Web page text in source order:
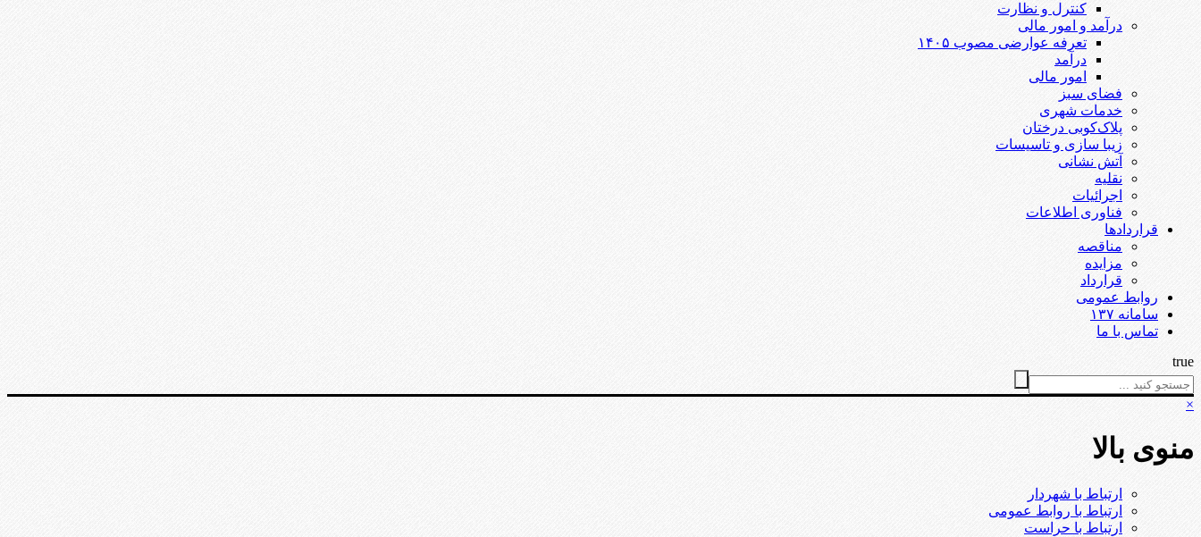
کنترل و نظارت
درآمد و امور مالی
تعرفه عوارضی مصوب ۱۴۰۵
درآمد
امور مالی
فضای سبز
خدمات شهری
پلاک‌کوبی درختان
زیبا سازی و تاسیسات
آتش نشانی
نقلیه
اجرائیات
فناوری اطلاعات
قراردادها
مناقصه
مزایده
قرارداد
روابط عمومی
سامانه ۱۳۷
تماس با ما
true
×
منوی بالا
ارتباط با شهردار
ارتباط با روابط عمومی
ارتباط با حراست